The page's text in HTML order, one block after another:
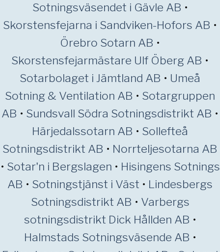
Sotningsväsendet i Gävle AB •
Skorstensfejarna i Sandviken-Hofors AB •
Örebro Sotarn AB •
Skorstensfejarmästare Ulf Öberg AB •
Sotarbolaget i Jämtland AB • Umeå
Sotning & Ventilation AB • Sotargruppen
AB • Sundsvall Södra Sotningsdistrikt AB •
Härjedalssotarn AB • Sollefteå
Sotningsdistrikt AB • Norrteljesotarna AB
• Sotar'n i Bergslagen • Hisingens Sotnings
AB • Sotningstjänst i Väst • Lindesbergs
Sotningsdistrikt AB • Varbergs
sotningsdistrikt Dick Hållden AB •
Halmstads Sotningsväsende AB •